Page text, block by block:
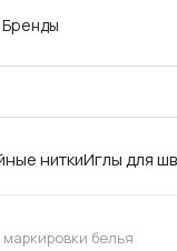
Бренды
ниткиИглы для
белья